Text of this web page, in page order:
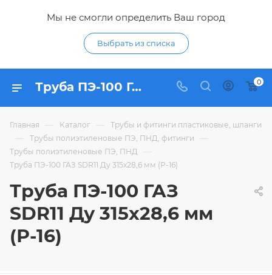
Мы не смогли определить Ваш город
Выбрать из списка
Труба ПЭ-100 ГАЗ SDR11 Ду 315х28,6 мм (Р-16) - купить по цене в интернет-магазине Гидропромтехника с доставкой в Курске 0
Главная — Каталог — Трубы и фитинги пластиковые, шланги
— Трубы полиэтиленовые ПЭ, ПНД, фитинги —
Трубы полиэтиленовые ПЭ, ПНД —
Труба ПЭ-100 ГАЗ SDR11 Ду 315х28,6 мм (Р-16)
Труба ПЭ-100 ГАЗ
SDR11 Ду 315х28,6 мм
(Р-16)